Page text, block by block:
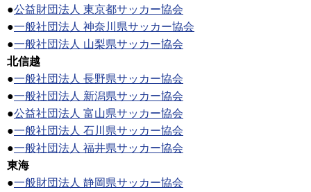
●公益財団法人 東京都サッカー協会
●一般社団法人 神奈川県サッカー協会
●一般社団法人 山梨県サッカー協会
北信越
●一般社団法人 長野県サッカー協会
●一般社団法人 新潟県サッカー協会
●公益社団法人 富山県サッカー協会
●一般社団法人 石川県サッカー協会
●一般社団法人 福井県サッカー協会
東海
●一般財団法人 静岡県サッカー協会